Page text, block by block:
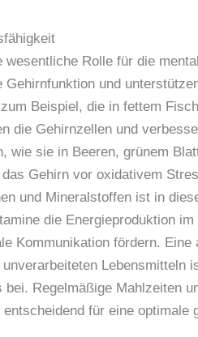
Rolle für die
und
Beispiel, die in fettem
die Gehirnzellen und
wie sie in Beeren, grünem
Gehirn vor oxidativem
und Mineralstoffen ist in
die Energieproduktion
Kommunikation fördern. Eine
Lebensmitteln
Regelmäßige Mahlzeiten
für eine optimale